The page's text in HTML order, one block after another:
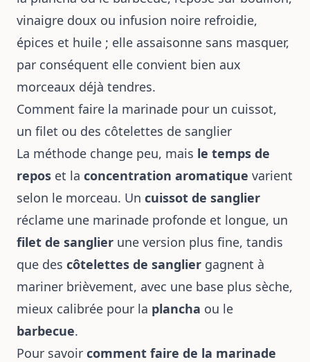
vinaigre doux ou infusion noire refroidie,
épices et huile ; elle assaisonne sans masquer,
par conséquent elle convient bien aux
morceaux déjà tendres.
Comment faire la marinade pour un cuissot,
un filet ou des côtelettes de sanglier
La méthode change peu, mais le temps de
repos et la concentration aromatique varient
selon le morceau. Un cuissot de sanglier
réclame une marinade profonde et longue, un
filet de sanglier une version plus fine, tandis
que des côtelettes de sanglier gagnent à
mariner brièvement, avec une base plus sèche,
mieux calibrée pour la plancha ou le
barbecue.
Pour savoir comment faire de la marinade